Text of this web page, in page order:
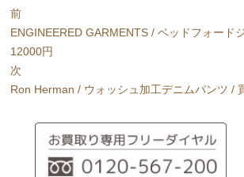
投
稿
ナ
ビ
ゲ
前
前
の
投
稿:
ENGINEERED GARMENTS / ベッドフォード
12000円
次
次
Ron Herman / ウォッシュ加工デニムパンツ /